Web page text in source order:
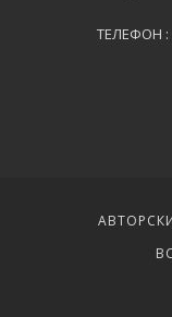
ТЕЛЕФОН :